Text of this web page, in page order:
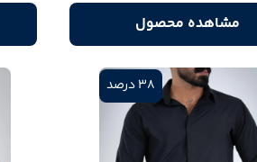
مشاهده محصول
38 درصد